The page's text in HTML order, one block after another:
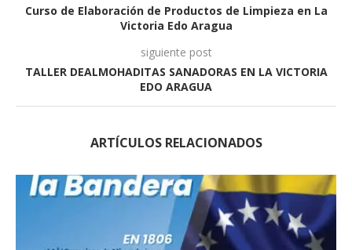
Curso de Elaboración de Productos de Limpieza en La
Victoria Edo Aragua
siguiente post
TALLER DEALMOHADITAS SANADORAS EN LA VICTORIA
EDO ARAGUA
ARTÍCULOS RELACIONADOS